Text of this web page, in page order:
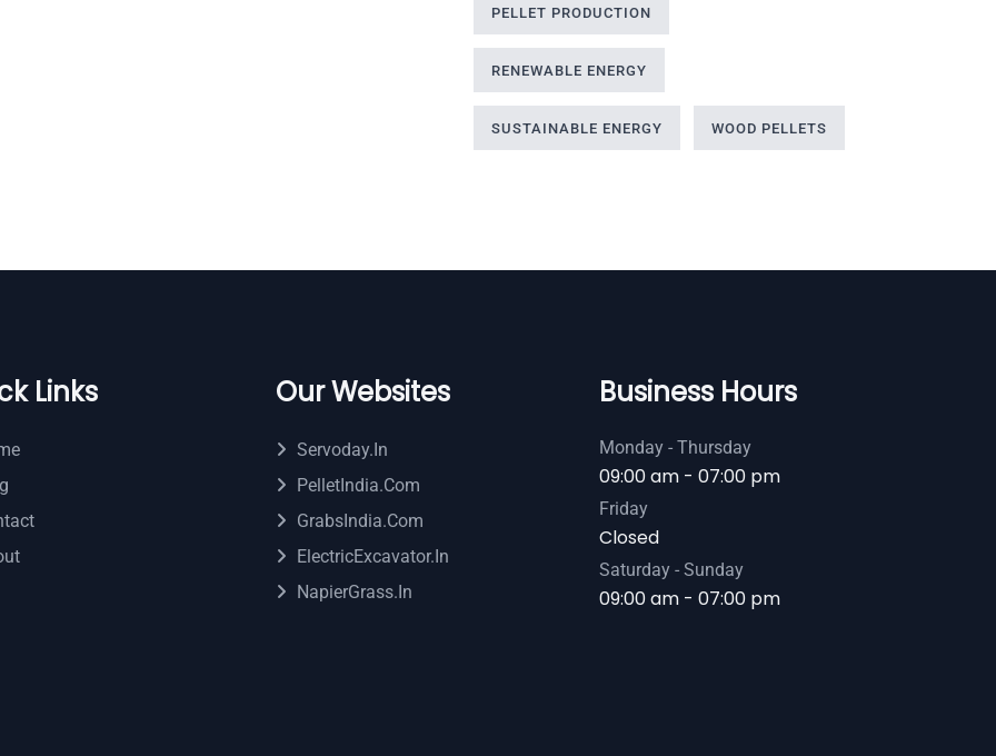
PELLET PRODUCTION
RENEWABLE ENERGY
SUSTAINABLE ENERGY WOOD PELLETS
Links Our Websites
Servoday.in
PelletIndia.com
GrabsIndia.com
ElectricExcavator.in
NapierGrass.in
Business Hours
Monday - Thursday
09:00 am - 07:00 pm
Friday
Closed
Saturday - Sunday
09:00 am - 07:00 pm